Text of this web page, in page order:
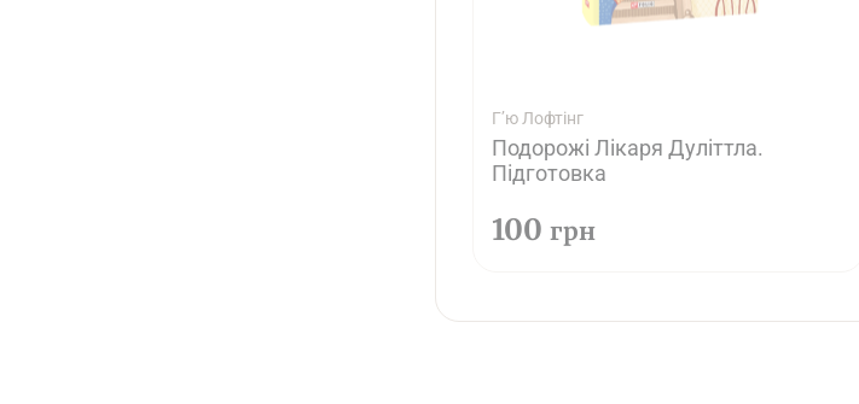
Г’ю Лофтінг
Подорожі Лікаря Дуліттлa.
Підготовка
100 грн